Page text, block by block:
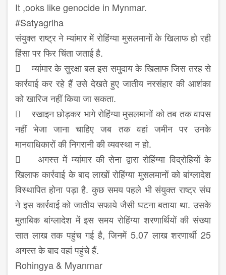
It ,ooks like genocide in Mynmar.
#Satyagriha
संयुक्त राष्ट्र ने म्यांमार में रोहिंग्या मुसलमानों के खिलाफ हो रही
हिंसा पर फिर चिंता जताई है.
 म्यांमार के सुरक्षा बल इस समुदाय के खिलाफ जिस तरह से
कार्रवाई कर रहे हैं उसे देखते हुए जातीय नरसंहार की आशंका
को खारिज नहीं किया जा सकता.
 रखाइन छोड़कर भागे रोहिंग्या मुसलमानों को तब तक वापस
नहीं भेजा जाना चाहिए जब तक वहां जमीन पर उनके
मानवाधिकारों की निगरानी की व्यवस्था न हो.
 अगस्त में म्यांमार की सेना द्वारा रोहिंग्या विद्रोहियों के
खिलाफ कार्रवाई के बाद लाखों रोहिंग्या मुसलमानों को बांग्लादेश
विस्थापित होना पड़ा है. कुछ समय पहले भी संयुक्त राष्ट्र संघ
ने इस कार्रवाई को जातीय सफाये जैसी घटना बताया था. उसके
मुताबिक बांग्लादेश में इस समय रोहिंग्या शरणार्थियों की संख्या
सात लाख तक पहुंच गई है, जिनमें 5.07 लाख शरणार्थी 25
अगस्त के बाद वहां पहुंचे हैं.
Rohingya & Myanmar